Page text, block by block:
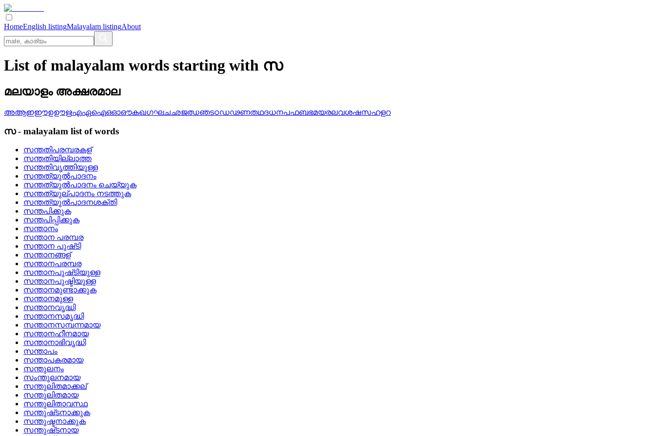
HomeEnglish listingMalayalam listingAbout
List of malayalam words starting with സ
മലയാളം അക്ഷരമാല
അആഇഈഉഊഋഎഏഐഒഓഔകഖഗഘചഛജഝഞടഠഡഢണതഥദധനപഫബഭമയരലവശഷസഹളറ
സ- malayalam list of words
സന്തതിപരമ്പരകള്
സന്തതിയില്ലാത്ത
സന്തതിവൃത്തിയുള്ള
സന്തത്യുല്‍പാദനം
സന്തത്യുല്‍പാദനം ചെയ്യുക
സന്തത്യുല്‌പാദനം നടത്തുക
സന്തത്യുല്‍പാദനശക്തി
സന്തപിക്കുക
സന്തപിപ്പിക്കുക
സന്താനം
സന്താന പരമ്പര
സന്താന പുഷ്‌ടി
സന്താനങ്ങള്
സന്താനപരമ്പര
സന്താനപുഷ്‌ടിയുള്ള
സന്താനപുഷ്ടിയുള്ള
സന്താനമുണ്ടാക്കുക
സന്താനമുള്ള
സന്താനവൃദ്ധി
സന്താനസമൃദ്ധി
സന്താനസമ്പന്നമായ
സന്താനഹീനമായ
സന്താനാഭിവൃദ്ധി
സന്താപം
സന്താപകരമായ
സന്തുലനം
സംന്തുലനമായ
സന്തുലിതമാക്കല്
സന്തുലിതമായ
സന്തുലിതാവസ്ഥ
സന്തുഷ്‌ടനാക്കുക
സന്തുഷ്ടനാക്കുക
സന്തുഷ്‌ടനായ